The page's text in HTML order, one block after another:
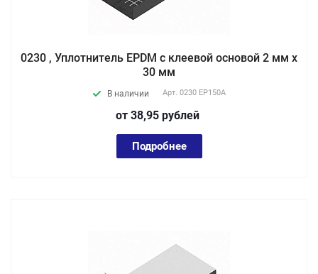
0230 , Уплотнитель EPDM с клеевой основой 2 мм х
30 мм
В наличии Арт. 0230 EP150А
от 38,95 рублей
Подробнее